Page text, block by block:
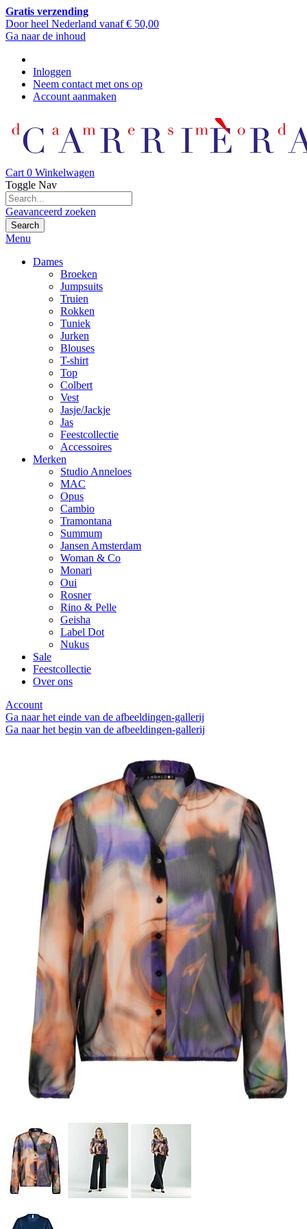
Gratis verzending
Door heel Nederland vanaf € 50,00
Ga naar de inhoud
Inloggen
Neem contact met ons op
Account aanmaken
Cart 0 Winkelwagen
Toggle Nav
Geavanceerd zoeken
Search
Menu
Dames
Broeken
Jumpsuits
Truien
Rokken
Tuniek
Jurken
Blouses
T-shirt
Top
Colbert
Vest
Jasje/Jackje
Jas
Feestcollectie
Accessoires
Merken
Studio Anneloes
MAC
Opus
Cambio
Tramontana
Summum
Jansen Amsterdam
Woman & Co
Monari
Oui
Rosner
Rino & Pelle
Geisha
Label Dot
Nukus
Sale
Feestcollectie
Over ons
Account
Ga naar het einde van de afbeeldingen-gallerij
Ga naar het begin van de afbeeldingen-gallerij